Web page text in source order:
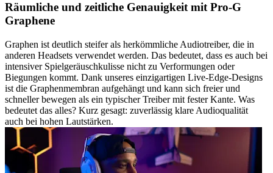
Räumliche und zeitliche Genauigkeit mit Pro-G
Graphene
Graphen ist deutlich steifer als herkömmliche Audiotreiber, die in
anderen Headsets verwendet werden. Das bedeutet, dass es auch bei
intensiver Spielgeräuschkulisse nicht zu Verformungen oder
Biegungen kommt. Dank unseres einzigartigen Live-Edge-Designs
ist die Graphenmembran aufgehängt und kann sich freier und
schneller bewegen als ein typischer Treiber mit fester Kante. Was
bedeutet das alles? Kurz gesagt: zuverlässig klare Audioqualität
auch bei hohen Lautstärken.